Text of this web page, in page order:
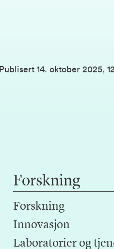
Publisert 14. oktober 2025,
Forskning
Forskning
Innovasjon
Laboratorier og